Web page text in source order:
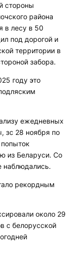
стороны
района
в лесу в 50
под дорогой и
территории в
забора.
году это
ежедневных
зс 28 ноября по
из Беларуси. Со
наблюдались.
рекордным
около 29
с белорусской